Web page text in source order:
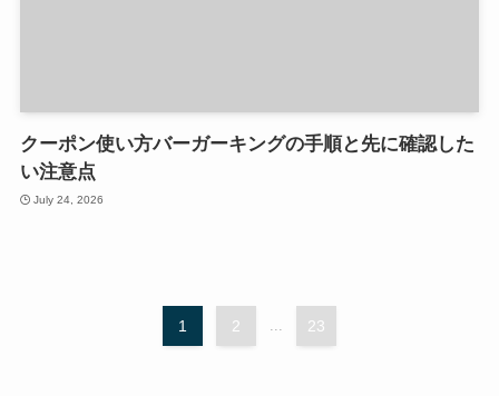
クーポン使い方バーガーキングの手順と先に確認した
い注意点
July 24, 2026
1 2 ... 23